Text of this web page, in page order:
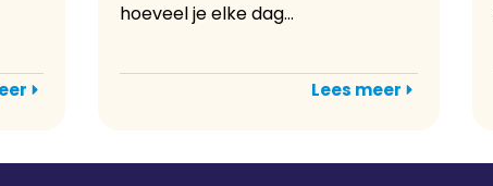
hoeveel je elke dag...
Lees meer